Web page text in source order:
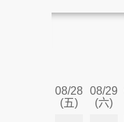
08/28
(五)
08/29
(六)